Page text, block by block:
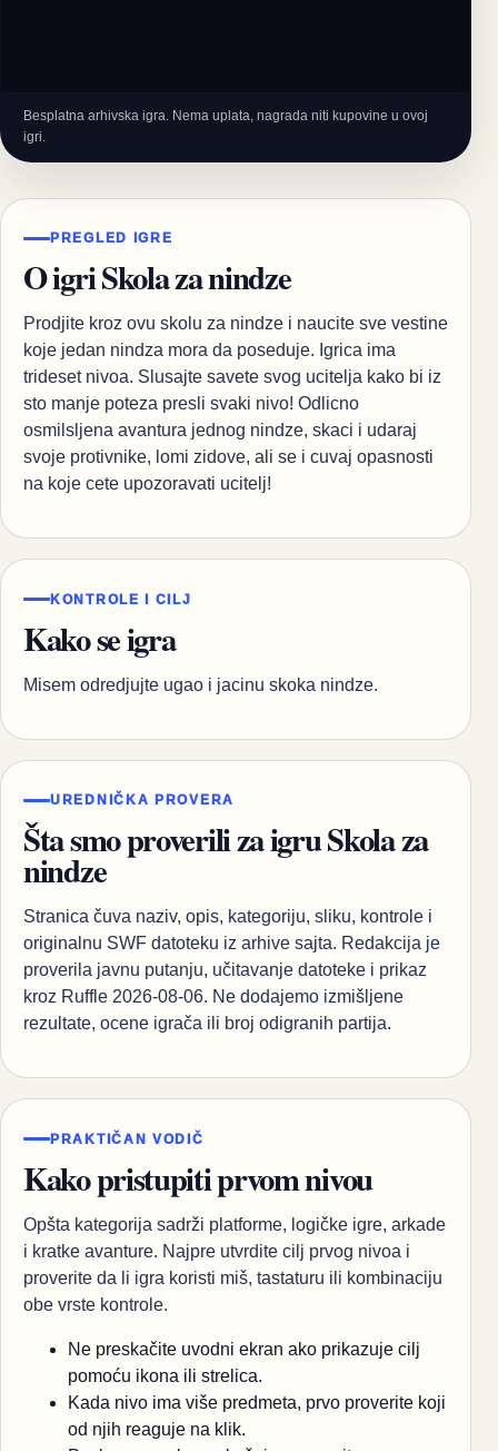
Besplatna arhivska igra. Nema uplata, nagrada niti kupovine u ovoj
igri.
PREGLED IGRE
O igri Skola za nindze
Prodjite kroz ovu skolu za nindze i naucite sve vestine
koje jedan nindza mora da poseduje. Igrica ima
trideset nivoa. Slusajte savete svog ucitelja kako bi iz
sto manje poteza presli svaki nivo! Odlicno
osmilsljena avantura jednog nindze, skaci i udaraj
svoje protivnike, lomi zidove, ali se i cuvaj opasnosti
na koje cete upozoravati ucitelj!
KONTROLE I CILJ
Kako se igra
Misem odredjujte ugao i jacinu skoka nindze.
UREDNIČKA PROVERA
Šta smo proverili za igru Skola za
nindze
Stranica čuva naziv, opis, kategoriju, sliku, kontrole i
originalnu SWF datoteku iz arhive sajta. Redakcija je
proverila javnu putanju, učitavanje datoteke i prikaz
kroz Ruffle 2026-08-06. Ne dodajemo izmišljene
rezultate, ocene igrača ili broj odigranih partija.
PRAKTIČAN VODIČ
Kako pristupiti prvom nivou
Opšta kategorija sadrži platforme, logičke igre, arkade
i kratke avanture. Najpre utvrdite cilj prvog nivoa i
proverite da li igra koristi miš, tastaturu ili kombinaciju
obe vrste kontrole.
Ne preskačite uvodni ekran ako prikazuje cilj
pomoću ikona ili strelica.
Kada nivo ima više predmeta, prvo proverite koji
od njih reaguje na klik.